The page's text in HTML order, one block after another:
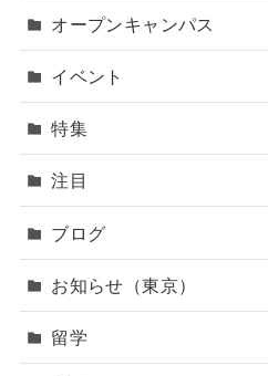
オープンキャンパス
イベント
特集
注目
ブログ
お知らせ（東京）
留学